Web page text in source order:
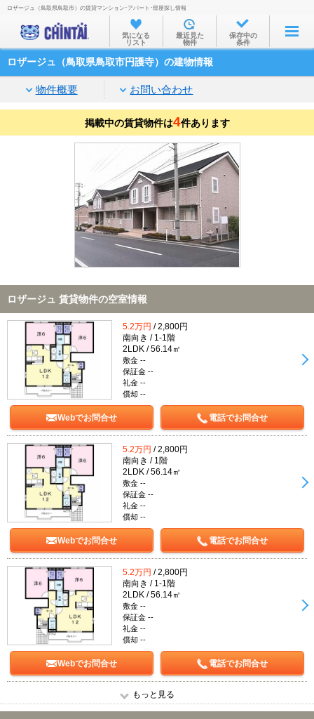
お部屋を探す
沿線・駅から
住所から
家賃相場から
通勤通学時間から
物件特集から
不動産会社から
TOP
ロザージュ（鳥取県鳥取市）の賃貸マンション･アパート･部屋探し情報
気になる
リスト
最近見た
物件
保存中の
条件
ロザージュ（鳥取県鳥取市円護寺）の建物情報
物件概要 お問い合わせ
掲載中の賃貸物件は4件あります
ロザージュ 賃貸物件の空室情報
5.2万円 / 2,800円
南向き / 1-1階
2LDK / 56.14㎡
敷金 --
保証金 --
礼金 --
償却 --
Webでお問合せ 電話でお問合せ
5.2万円 / 2,800円
南向き / 1階
2LDK / 56.14㎡
敷金 --
保証金 --
礼金 --
償却 --
Webでお問合せ 電話でお問合せ
5.2万円 / 2,800円
南向き / 1-1階
2LDK / 56.14㎡
敷金 --
保証金 --
礼金 --
償却 --
Webでお問合せ 電話でお問合せ
もっと見る